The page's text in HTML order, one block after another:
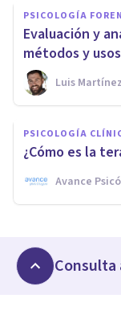
PSICOLOGÍA
Evaluación y
métodos y usos
Luis
PSICOLOGÍA
¿Cómo es la
Avance